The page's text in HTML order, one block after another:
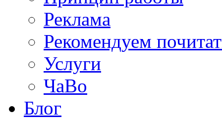
Реклама
Рекомендуем
Услуги
ЧаВо
Блог